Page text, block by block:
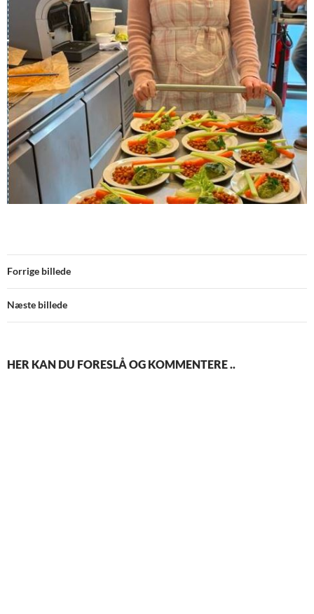
Forrige billede
Næste billede
HER KAN DU FORESLÅ OG KOMMENTERE ..